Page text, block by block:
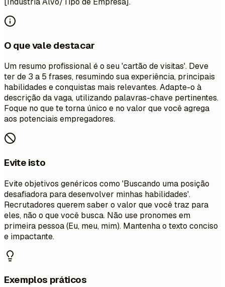
O que vale destacar
Um resumo profissional é o seu 'cartão de visitas'. Deve
ter de 3 a 5 frases, resumindo sua experiência, principais
habilidades e conquistas mais relevantes. Adapte-o à
descrição da vaga, utilizando palavras-chave pertinentes.
Foque no que te torna único e no valor que você agrega
aos potenciais empregadores.
Evite isto
Evite objetivos genéricos como 'Buscando uma posição
desafiadora para desenvolver minhas habilidades'.
Recrutadores querem saber o valor que você traz para
eles, não o que você busca. Não use pronomes em
primeira pessoa (Eu, meu, mim). Mantenha o texto conciso
e impactante.
Exemplos práticos